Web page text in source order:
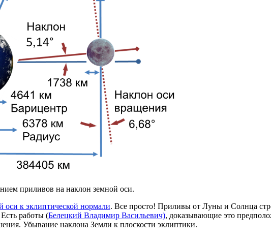
приливов на наклон земной оси.
к эклиптической нормали. Все просто! Приливы от Луны и Солнца
работы (Белецкий Владимир Васильевич), доказывающие это
Убывание наклона Земли к плоскости эклиптики.